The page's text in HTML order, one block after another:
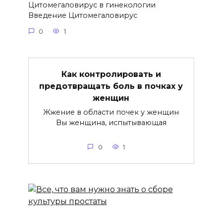
Цитомегаловирус в гинекологии
Введение Цитомегаловирус
0 1
Как контролировать и
предотвращать боль в почках у
женщин
Жжение в области почек у женщин
Вы женщина, испытывающая
0 1